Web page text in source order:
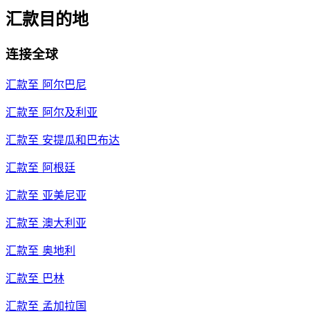
汇款目的地
连接全球
汇款至 阿尔巴尼
汇款至 阿尔及利亚
汇款至 安提瓜和巴布达
汇款至 阿根廷
汇款至 亚美尼亚
汇款至 澳大利亚
汇款至 奥地利
汇款至 巴林
汇款至 孟加拉国